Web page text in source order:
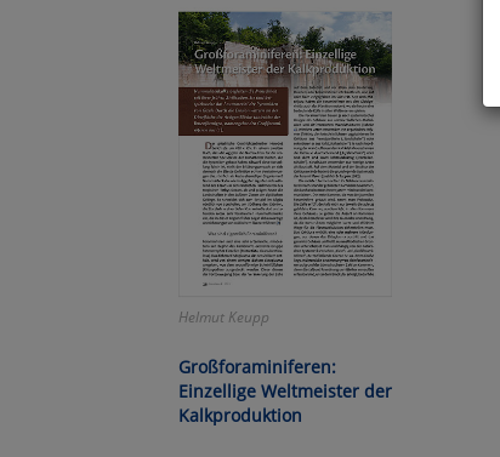
Helmut Keupp
Großforaminiferen:
Einzellige Weltmeister der
Kalkproduktion